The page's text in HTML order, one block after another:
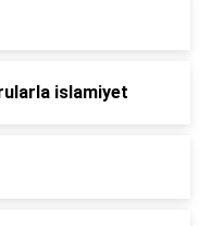
islamiyet